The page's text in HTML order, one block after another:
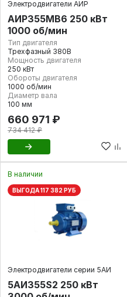
Электродвигатели АИР
АИР355МВ6 250 кВт
1000 об/мин
Тип двигателя
Трехфазный 380В
Мощность двигателя
250 кВт
Обороты двигателя
1000 об/мин
Диаметр вала
100 мм
660 971 ₽
734 412 ₽
В наличии
ВЫГОДА 117 382 РУБ
Электродвигатели серии 5АИ
5АИ355S2 250 кВт